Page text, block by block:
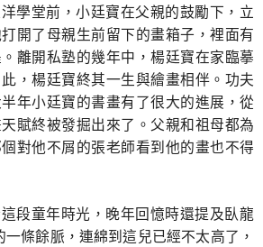
學堂前，小廷寶在父親的鼓勵下，立
開了母親生前留下的畫箱子，裡面有
離開私塾的幾年中，楊廷寶在家臨摹
，楊廷寶終其一生與繪畫相伴。功夫
年小廷寶的書畫有了很大的進展，從
賦終被發掘出來了。父親和祖母都為
對他不屑的張老師看到他的畫也不得
段童年時光，晚年回憶時還提及臥龍
條餘脈，連綿到這兒已經不太高了，